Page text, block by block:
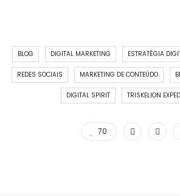
BLOG DIGITAL MARKETING ESTRATÉGIA
REDES SOCIAIS MARKETING DE CONTEÚDO
DIGITAL SPIRIT TRISKELION
70